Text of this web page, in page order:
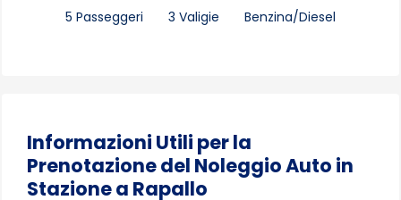
5 Passeggeri 3 Valigie Benzina/Diesel
Informazioni Utili per la
Prenotazione del Noleggio Auto in
Stazione a Rapallo